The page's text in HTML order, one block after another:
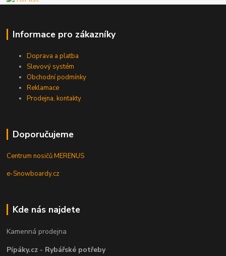
Informace pro zákazníky
Doprava a platba
Slevový systém
Obchodní podmínky
Reklamace
Prodejna, kontakty
Doporučujeme
Centrum nosičů MERENUS
e-Snowboardy.cz
Kde nás najdete
Kamenná prodejna
Pípáky.cz - Rybářské potřeby